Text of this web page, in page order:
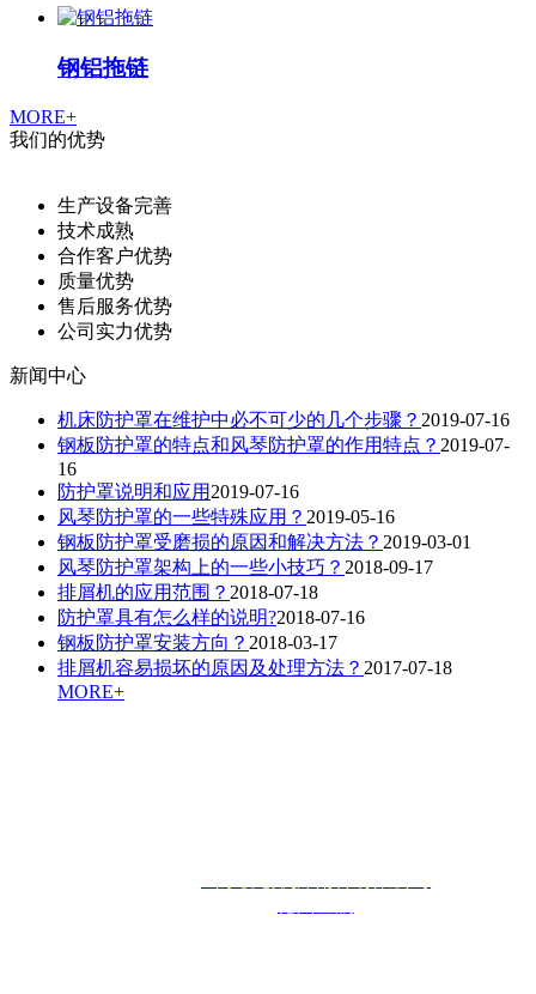
钢铝拖链
MORE+
我们的优势
生产设备完善
技术成熟
合作客户优势
质量优势
售后服务优势
公司实力优势
新闻中心
机床防护罩在维护中必不可少的几个步骤？ 2019-07-16
钢板防护罩的特点和风琴防护罩的作用特点？ 2019-07-
16
防护罩说明和应用 2019-07-16
风琴防护罩的一些特殊应用？ 2019-05-16
钢板防护罩受磨损的原因和解决方法？ 2019-03-01
风琴防护罩架构上的一些小技巧？ 2018-09-17
排屑机的应用范围？ 2018-07-18
防护罩具有怎么样的说明?2018-07-16
钢板防护罩安装方向？ 2018-03-17
排屑机容易损坏的原因及处理方法？ 2017-07-18
MORE+